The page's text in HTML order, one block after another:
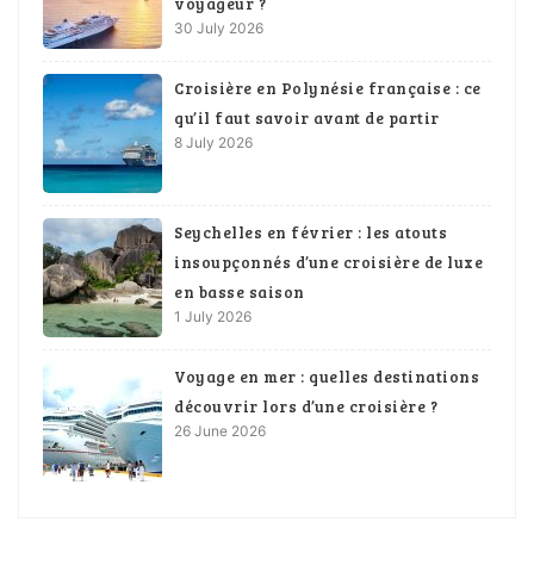
30 July 2026
Croisière en Polynésie française : ce
qu’il faut savoir avant de partir
8 July 2026
Seychelles en février : les atouts
insoupçonnés d’une croisière de luxe
en basse saison
1 July 2026
Voyage en mer : quelles destinations
découvrir lors d’une croisière ?
26 June 2026